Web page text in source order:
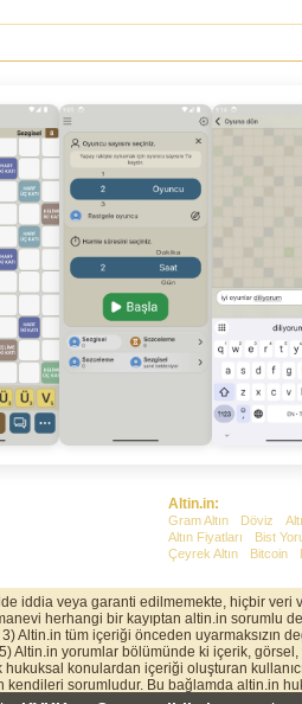
Altin.in:
Gram Altın Döviz
Altın Fiyatları
Bist
Çeyrek Altın
Bitcoin
veya garanti edilmemekte, hiçbir veri
herhangi bir kayıptan altin.in sorumlu
Altin.in tüm içeriği önceden uyarmaksızın
yorumlar bölümünde ki içerik, görsel,
konulardan içeriği oluşturan
sorumludur. Bu bağlamda altin.in